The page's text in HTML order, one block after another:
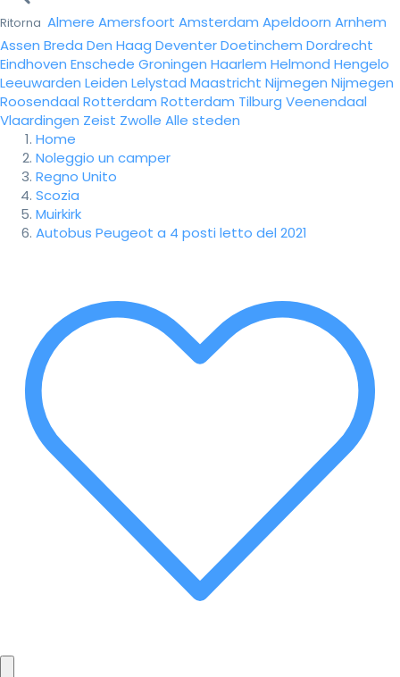
Ritorna Almere Amersfoort Amsterdam Apeldoorn Arnhem
Assen Breda Den Haag DeventerDoetinchem Dordrecht
Eindhoven Enschede Groningen Haarlem Helmond Hengelo
Leeuwarden Leiden Lelystad Maastricht Nijmegen Nijmegen
Roosendaal Rotterdam Rotterdam Tilburg Veenendaal
Vlaardingen Zeist Zwolle Alle steden
Home
Noleggio un camper
Regno Unito
Scozia
Muirkirk
Autobus Peugeot a 4 posti letto del 2021